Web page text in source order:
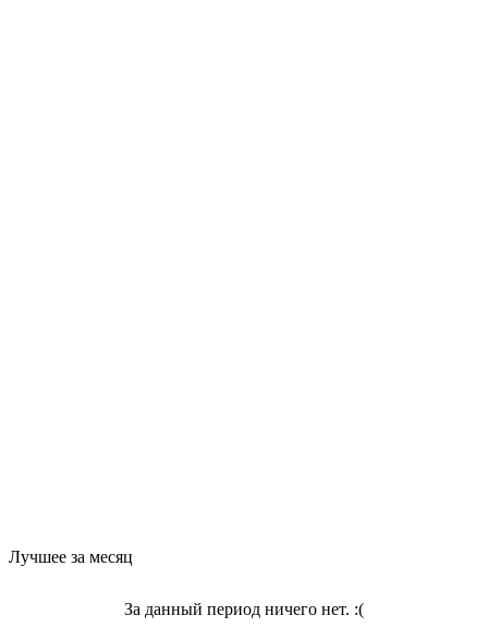
Лучшее за месяц
За данный период ничего нет. :(